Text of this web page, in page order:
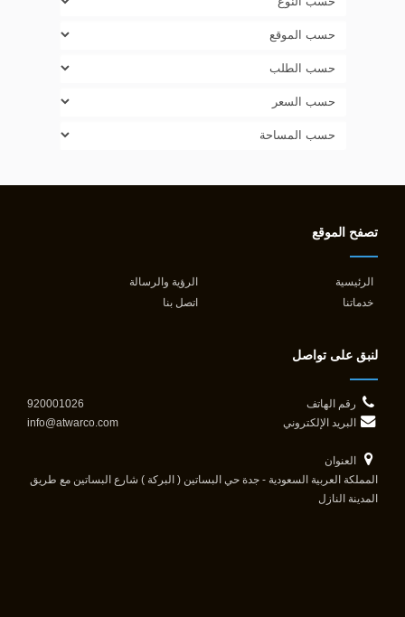
تصفح الموقع
الرئيسية
الرؤية والرسالة
خدماتنا
اتصل بنا
لنبق على تواصل
رقم الهاتف
920001026
البريد الإلكتروني
info@atwarco.com
العنوان
المملكة العربية السعودية - جدة حي البساتين ( البركة ) شارع البساتين مع طريق
المدينة النازل